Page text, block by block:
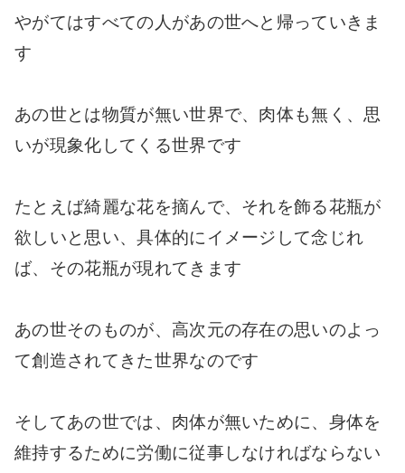
やがてはすべての人があの世へと帰っていきま
す
あの世とは物質が無い世界で、肉体も無く、思
いが現象化してくる世界です
たとえば綺麗な花を摘んで、それを飾る花瓶が
欲しいと思い、具体的にイメージして念じれ
ば、その花瓶が現れてきます
あの世そのものが、高次元の存在の思いのよっ
て創造されてきた世界なのです
そしてあの世では、肉体が無いために、身体を
維持するために労働に従事しなければならない